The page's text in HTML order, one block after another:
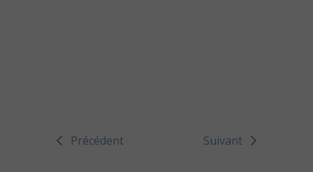
Précédent Suivant